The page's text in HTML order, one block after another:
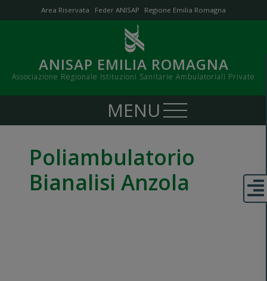
ANISAP EMILIA ROMAGNA
Associazione Regionale Istituzioni Sanitarie Ambulatoriali Private
Area Riservata Feder ANISAP Regione Emilia Romagna
Poliambulatorio
Bianalisi Anzola